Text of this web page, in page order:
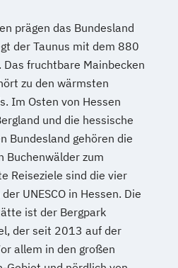
prägen das Bundesland
der Taunus mit dem 880
Das fruchtbare Mainbecken
zu den wärmsten
Im Osten von Hessen
und die hessische
Bundesland gehören die
Buchenwälder zum
Reiseziele sind die vier
UNESCO in Hessen. Die
ist der Bergpark
der seit 2013 auf der
allem in den großen